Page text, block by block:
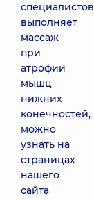
специалистов
выполняет
массаж
при
атрофии
мышц
нижних
конечностей,
можно
узнать на
страницах
нашего
сайта